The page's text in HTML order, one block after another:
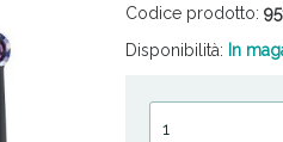
Codice prodotto:
Disponibilità: In